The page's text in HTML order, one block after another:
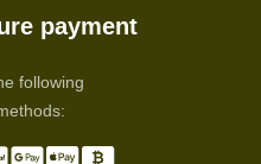
payment
following